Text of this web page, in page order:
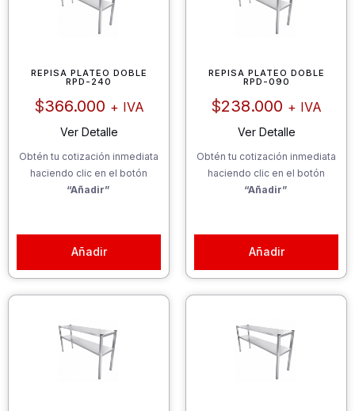
REPISA PLATEO DOBLE
RPD-240
$366.000 + IVA
Ver Detalle
Obtén tu cotización inmediata
haciendo clic en el botón
“Añadir”
Añadir
REPISA PLATEO DOBLE
RPD-090
$238.000 + IVA
Ver Detalle
Obtén tu cotización inmediata
haciendo clic en el botón
“Añadir”
Añadir